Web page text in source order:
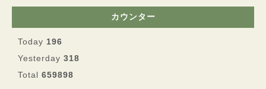
カウンター
Today 196
Yesterday 318
Total 659898